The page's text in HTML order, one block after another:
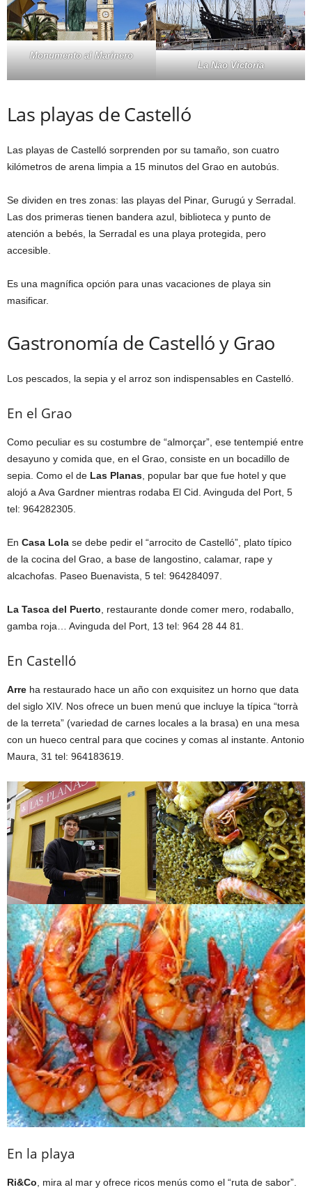
Monumento al Marinero
La Nao Victoria
Las playas de Castelló
Las playas de Castelló sorprenden por su tamaño, son cuatro
kilómetros de arena limpia a 15 minutos del Grao en autobús.
Se dividen en tres zonas: las playas del Pinar, Gurugú y Serradal.
Las dos primeras tienen bandera azul, biblioteca y punto de
atención a bebés, la Serradal es una playa protegida, pero
accesible.
Es una magnífica opción para unas vacaciones de playa sin
masificar.
Gastronomía de Castelló y Grao
Los pescados, la sepia y el arroz son indispensables en Castelló.
En el Grao
Como peculiar es su costumbre de “almorçar”, ese tentempié entre
desayuno y comida que, en el Grao, consiste en un bocadillo de
sepia. Como el de Las Planas, popular bar que fue hotel y que
alojó a Ava Gardner mientras rodaba El Cid. Avinguda del Port, 5
tel: 964282305.
En Casa Lola se debe pedir el “arrocito de Castelló”, plato típico
de la cocina del Grao, a base de langostino, calamar, rape y
alcachofas. Paseo Buenavista, 5 tel: 964284097.
La Tasca del Puerto, restaurante donde comer mero, rodaballo,
gamba roja… Avinguda del Port, 13 tel: 964 28 44 81.
En Castelló
Arre ha restaurado hace un año con exquisitez un horno que data
del siglo XIV. Nos ofrece un buen menú que incluye la típica “torrà
de la terreta” (variedad de carnes locales a la brasa) en una mesa
con un hueco central para que cocines y comas al instante. Antonio
Maura, 31 tel: 964183619.
En la playa
Ri&Co , mira al mar y ofrece ricos menús como el “ruta de sabor”.